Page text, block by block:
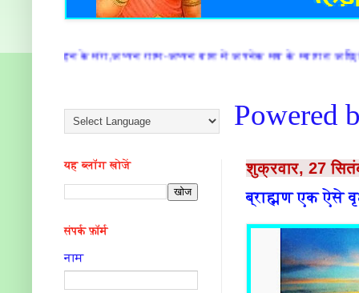
बात में अपनेक सब के स्वागत अछि!अपन गाम -अपन घरअप्पन ज्ञान आ
Powered
शुक्रवार, 27
ब्राह्मण एक ऐसे
यह ब्लॉग खोजें
संपर्क फ़ॉर्म
नाम